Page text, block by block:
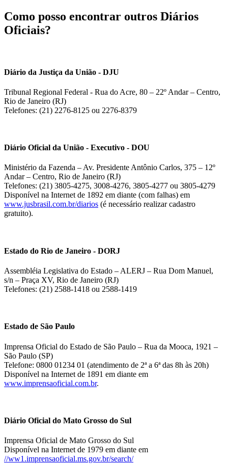
Como posso encontrar outros Diários
Oficiais?
Diário da Justiça da União - DJU
Tribunal Regional Federal - Rua do Acre, 80 – 22º Andar – Centro,
Rio de Janeiro (RJ)
Telefones: (21) 2276-8125 ou 2276-8379
Diário Oficial da União - Executivo - DOU
Ministério da Fazenda – Av. Presidente Antônio Carlos, 375 – 12º
Andar – Centro, Rio de Janeiro (RJ)
Telefones: (21) 3805-4275, 3008-4276, 3805-4277 ou 3805-4279
Disponível na Internet de 1892 em diante (com falhas) em
www.jusbrasil.com.br/diarios (é necessário realizar cadastro
gratuito).
Estado do Rio de Janeiro - DORJ
Assembléia Legislativa do Estado – ALERJ – Rua Dom Manuel,
s/n – Praça XV, Rio de Janeiro (RJ)
Telefones: (21) 2588-1418 ou 2588-1419
Estado de São Paulo
Imprensa Oficial do Estado de São Paulo – Rua da Mooca, 1921 –
São Paulo (SP)
Telefone: 0800 01234 01 (atendimento de 2ª a 6ª das 8h às 20h)
Disponível na Internet de 1891 em diante em
www.imprensaoficial.com.br.
Diário Oficial do Mato Grosso do Sul
Imprensa Oficial de Mato Grosso do Sul
Disponível na Internet de 1979 em diante em
//ww1.imprensaoficial.ms.gov.br/search/